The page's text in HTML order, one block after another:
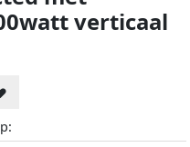
verticaal